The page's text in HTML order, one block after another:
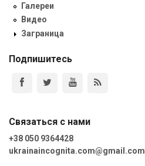
Галереи
Видео
Заграница
Подпишитесь
Связаться с нами
+38 050 9364428
ukrainaincognita.com@gmail.com